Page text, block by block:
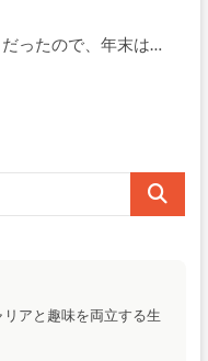
ったので、年末は…
アと趣味を両立する生